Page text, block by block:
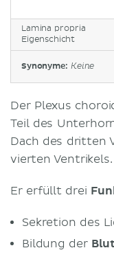
Lamina propria
Eigenschicht
Synonyme: Keine
Der Plexus
Teil des
Dach des dritten
vierten Ventrikels.
Er erfüllt drei
Sekretion des
Bildung der